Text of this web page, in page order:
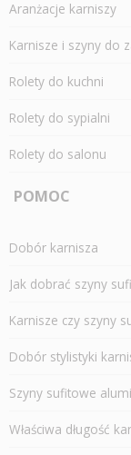
Aranżacje karniszy
Karnisze i szyny do
Rolety do kuchni
Rolety do sypialni
Rolety do salonu
POMOC
Dobór karnisza
Jak dobrać szyny
Karnisze czy szyny
Dobór stylistyki
Szyny sufitowe
Właściwa długość